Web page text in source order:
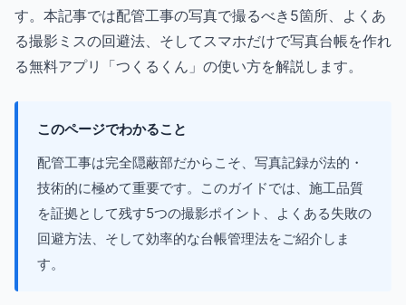
す。本記事では配管工事の写真で撮るべき5箇所、よくあ
る撮影ミスの回避法、そしてスマホだけで写真台帳を作れ
る無料アプリ「つくるくん」の使い方を解説します。
このページでわかること
配管工事は完全隠蔽部だからこそ、写真記録が法的・
技術的に極めて重要です。このガイドでは、施工品質
を証拠として残す5つの撮影ポイント、よくある失敗の
回避方法、そして効率的な台帳管理法をご紹介しま
す。